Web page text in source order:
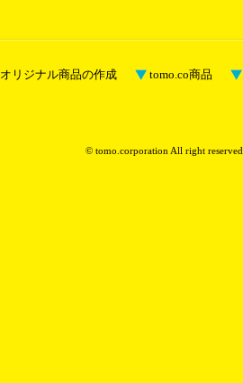
オリジナル商品の作成 tomo.co商品
© tomo.corporation All right reserved.